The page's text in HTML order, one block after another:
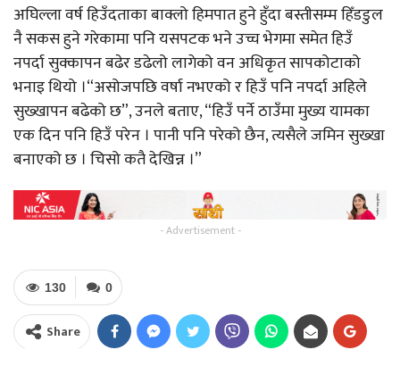
अघिल्ला वर्ष हिउँदताका बाक्लो हिमपात हुने हुँदा बस्तीसम्म हिँडडुल
नै सकस हुने गरेकामा पनि यसपटक भने उच्च भेगमा समेत हिउँ
नपर्दा सुक्कापन बढेर डढेलो लागेको वन अधिकृत सापकोटाको
भनाइ थियो ।“असोजपछि वर्षा नभएको र हिउँ पनि नपर्दा अहिले
सुख्खापन बढेको छ”, उनले बताए, “हिउँ पर्ने ठाउँमा मुख्य यामका
एक दिन पनि हिउँ परेन । पानी पनि परेको छैन, त्यसैले जमिन सुख्खा
बनाएको छ । चिसो कतै देखिन्न ।”
- Advertisement -
0
130
Share